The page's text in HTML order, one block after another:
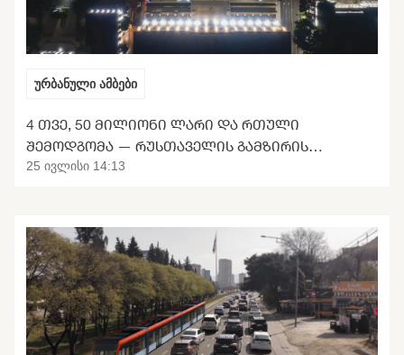
ურბანული ამბები
4 ᲗᲕᲔ, 50 ᲛᲘᲚᲘᲝᲜᲘ ᲚᲐᲠᲘ ᲓᲐ ᲠᲗᲣᲚᲘ
ᲨᲔᲛᲝᲓᲒᲝᲛᲐ — ᲠᲣᲡᲗᲐᲕᲔᲚᲘᲡ ᲒᲐᲛᲖᲘᲠᲘᲡ
ᲢᲠᲐᲜᲡᲤᲝᲠᲛᲐᲪᲘᲘᲡ ᲛᲝᲚᲝᲓᲘᲜᲘ
25 ივლისი 14:13